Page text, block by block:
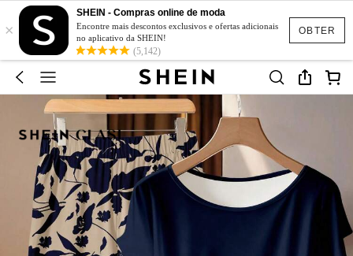
OBTER
×
SHEIN - Compras online de moda
Encontre mais descontos exclusivos e ofertas adicionais
no aplicativo da SHEIN!
(5,142)